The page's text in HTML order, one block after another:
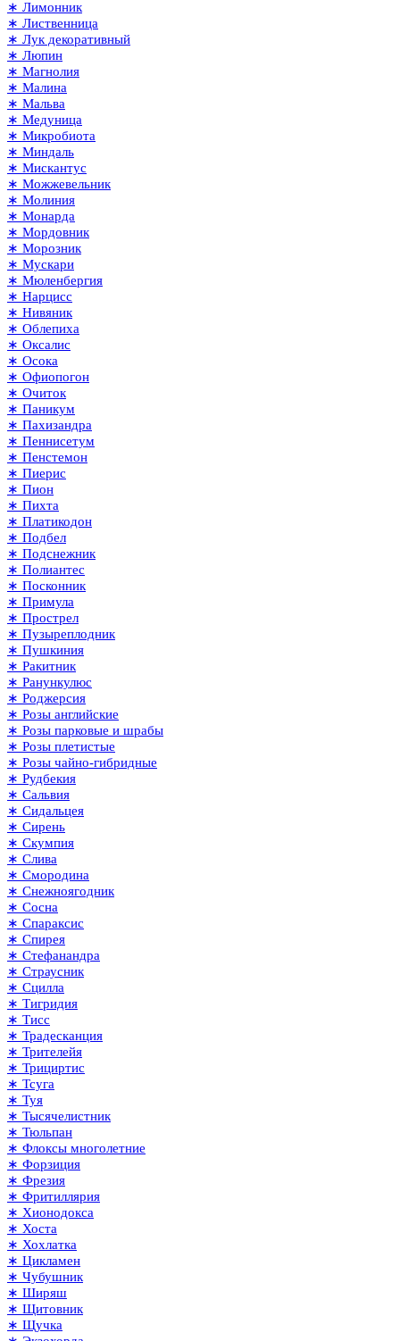
∗ Лимонник
∗ Лиственница
∗ Лук декоративный
∗ Люпин
∗ Магнолия
∗ Малина
∗ Мальва
∗ Медуница
∗ Микробиота
∗ Миндаль
∗ Мискантус
∗ Можжевельник
∗ Молиния
∗ Монарда
∗ Мордовник
∗ Морозник
∗ Мускари
∗ Мюленбергия
∗ Нарцисс
∗ Нивяник
∗ Облепиха
∗ Оксалис
∗ Осока
∗ Офиопогон
∗ Очиток
∗ Паникум
∗ Пахизандра
∗ Пеннисетум
∗ Пенстемон
∗ Пиерис
∗ Пион
∗ Пихта
∗ Платикодон
∗ Подбел
∗ Подснежник
∗ Полиантес
∗ Посконник
∗ Примула
∗ Прострел
∗ Пузыреплодник
∗ Пушкиния
∗ Ракитник
∗ Ранункулюс
∗ Роджерсия
∗ Розы английские
∗ Розы парковые и шрабы
∗ Розы плетистые
∗ Розы чайно-гибридные
∗ Рудбекия
∗ Сальвия
∗ Сидальцея
∗ Сирень
∗ Скумпия
∗ Слива
∗ Смородина
∗ Снежноягодник
∗ Сосна
∗ Спараксис
∗ Спирея
∗ Стефанандра
∗ Страусник
∗ Сцилла
∗ Тигридия
∗ Тисс
∗ Традесканция
∗ Трителейя
∗ Трициртис
∗ Тсуга
∗ Туя
∗ Тысячелистник
∗ Тюльпан
∗ Флоксы многолетние
∗ Форзиция
∗ Фрезия
∗ Фритиллярия
∗ Хионодокса
∗ Хоста
∗ Хохлатка
∗ Цикламен
∗ Чубушник
∗ Ширяш
∗ Щитовник
∗ Щучка